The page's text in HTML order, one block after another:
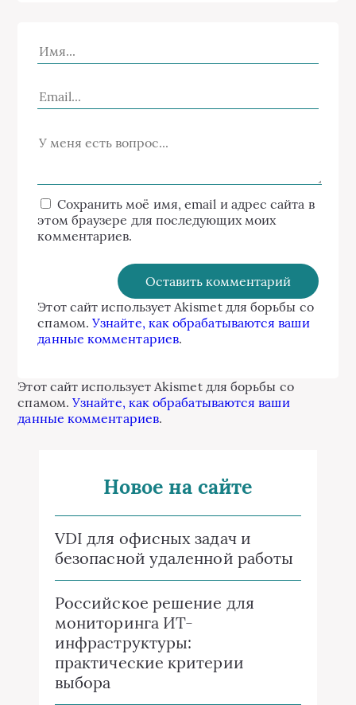
Сохранить моё имя, email и адрес сайта в
этом браузере для последующих моих
комментариев.
Этот сайт использует Akismet для борьбы со
спамом.Узнайте, как обрабатываются ваши
данные комментариев.
Этот сайт использует Akismet для борьбы со
спамом.Узнайте, как обрабатываются ваши
данные комментариев.
Новое на сайте
VDI для офисных задач и
безопасной удаленной работы
Российское решение для
мониторинга ИТ-
инфраструктуры:
практические критерии
выбора